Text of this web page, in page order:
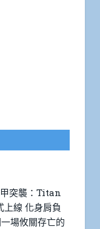
突襲：Titan
線 化身肩負
場攸關存亡的